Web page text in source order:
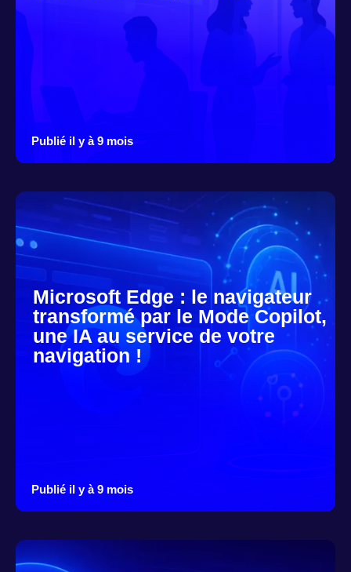
Publié il y à 9 mois
Microsoft Edge : le navigateur
transformé par le Mode Copilot,
une IA au service de votre
navigation !
Publié il y à 9 mois